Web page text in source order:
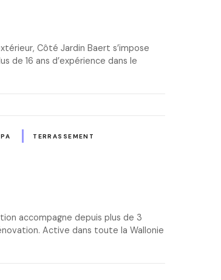
Côté Jardin Baert s’impose
de 16 ans d’expérience dans le
TERRASSEMENT
accompagne depuis plus de 3
Active dans toute la Wallonie